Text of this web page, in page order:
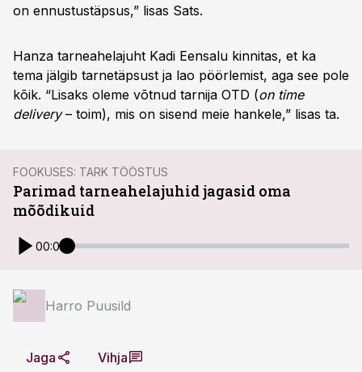
on ennustustäpsus,” lisas Sats.
Hanza tarneahelajuht Kadi Eensalu kinnitas, et ka
tema jälgib tarnetäpsust ja lao pöörlemist, aga see pole
kõik. “Lisaks oleme võtnud tarnija OTD (on time
delivery– toim), mis on sisend meie hankele,” lisas ta.
FOOKUSES: TARK TÖÖSTUS
Parimad tarneahelajuhid jagasid oma
mõõdikuid
00:00
Harro Puusild
Jaga Vihja